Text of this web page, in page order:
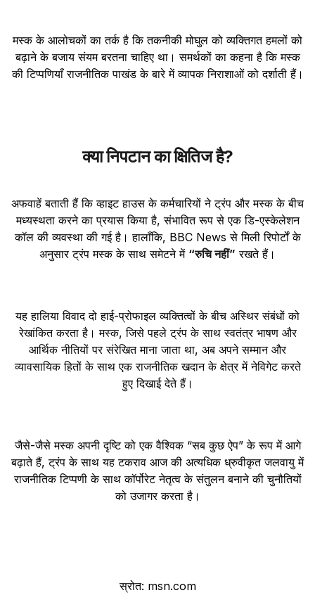
मस्क के आलोचकों का तर्क है कि तकनीकी मोघुल को व्यक्तिगत हमलों को
बढ़ाने के बजाय संयम बरतना चाहिए था। समर्थकों का कहना है कि मस्क
की टिप्पणियाँ राजनीतिक पाखंड के बारे में व्यापक निराशाओं को दर्शाती हैं।
क्या निपटान का क्षितिज है?
अफवाहें बताती हैं कि व्हाइट हाउस के कर्मचारियों ने ट्रंप और मस्क के बीच
मध्यस्थता करने का प्रयास किया है, संभावित रूप से एक डि-एस्केलेशन
कॉल की व्यवस्था की गई है। हालाँकि, BBC News से मिली रिपोर्टों के
अनुसार ट्रंप मस्क के साथ समेटने में “रुचि नहीं” रखते हैं।
यह हालिया विवाद दो हाई-प्रोफाइल व्यक्तित्वों के बीच अस्थिर संबंधों को
रेखांकित करता है। मस्क, जिसे पहले ट्रंप के साथ स्वतंत्र भाषण और
आर्थिक नीतियों पर संरेखित माना जाता था, अब अपने सम्मान और
व्यावसायिक हितों के साथ एक राजनीतिक खदान के क्षेत्र में नेविगेट करते
हुए दिखाई देते हैं।
जैसे-जैसे मस्क अपनी दृष्टि को एक वैश्विक “सब कुछ ऐप” के रूप में आगे
बढ़ाते हैं, ट्रंप के साथ यह टकराव आज की अत्यधिक ध्रुवीकृत जलवायु में
राजनीतिक टिप्पणी के साथ कॉर्पोरेट नेतृत्व के संतुलन बनाने की चुनौतियों
को उजागर करता है।
स्रोत: msn.com